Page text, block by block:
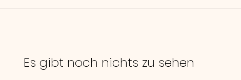
Es gibt noch nichts zu sehen